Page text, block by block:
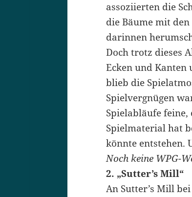
assoziierten die
die Bäume mit
darinnen
Doch trotz dieses
Ecken und Kanten
blieb die
Spielvergnügen
Spielabläufe feine,
Spielmaterial hat
könnte entstehen.
Noch keine WPG-
2. „Sutter’s Mill“
An Sutter’s Mill